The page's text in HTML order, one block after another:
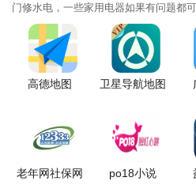
门修水电，一些家用电器如果有问题都
高德地图 卫星导航地图
老年网社保网 po18小说